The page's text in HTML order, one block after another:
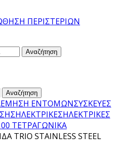
Αναζήτηση
Αναζήτηση
ΕΝΤΟΜΩΝΣΥΣΚΕΥΕΣ
ΗΛΕΚΤΡΙΚΕΣΗΛΕΚΤΡΙΚΕΣ
ΤΕΤΡΑΓΩΝΙΚΑ
ΤRIO STAINLESS STEEL